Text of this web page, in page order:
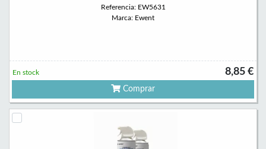
Referencia: EW5631
Marca: Ewent
8,85 €
En stock
Comprar